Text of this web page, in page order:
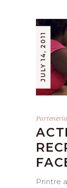
JULY 14, 2011
Printre